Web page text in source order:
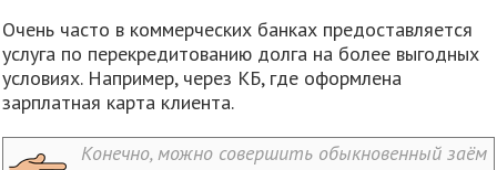
Очень часто в коммерческих банках предоставляется
услуга по перекредитованию долга на более выгодных
условиях. Например, через КБ, где оформлена
зарплатная карта клиента.
Конечно, можно совершить обыкновенный заём